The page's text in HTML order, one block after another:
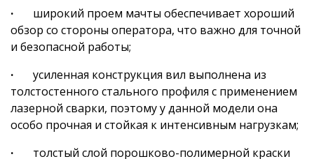
· широкий проем мачты обеспечивает хороший
обзор со стороны оператора, что важно для точной
и безопасной работы;
·
усиленная конструкция вил выполнена из
толстостенного стального профиля с применением
лазерной сварки, поэтому у данной модели она
особо прочная и стойкая к интенсивным нагрузкам;
· толстый слой порошково-полимерной краски